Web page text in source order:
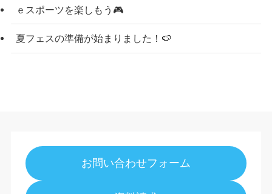
ｅスポーツを楽しもう🎮
夏フェスの準備が始まりました！🍉
お問い合わせフォーム